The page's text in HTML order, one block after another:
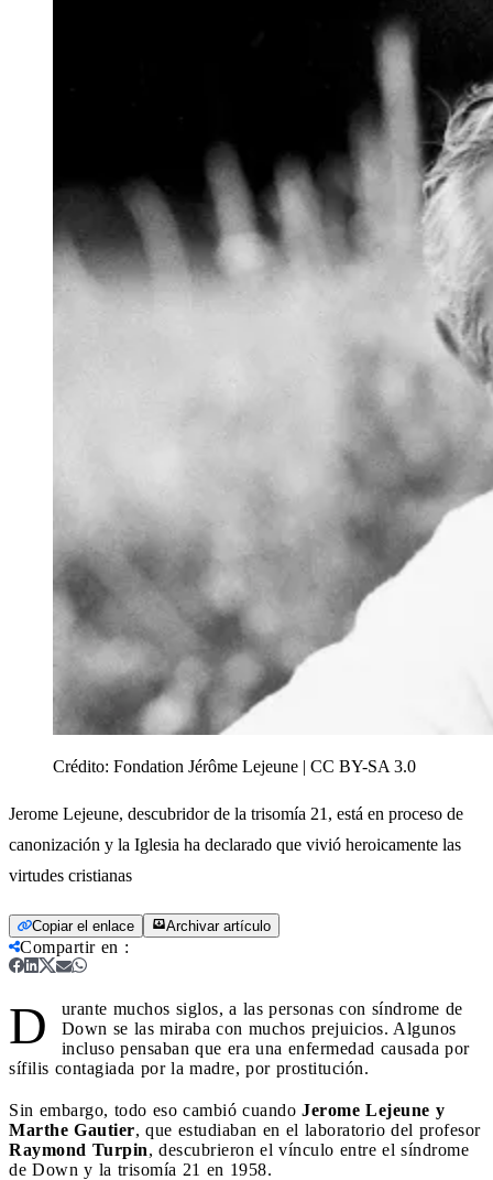
Crédito: Fondation Jérôme Lejeune | CC BY-SA 3.0
Jerome Lejeune, descubridor de la trisomía 21, está en proceso de
canonización y la Iglesia ha declarado que vivió heroicamente las
virtudes cristianas
Copiar el enlace Archivar artículo
Compartir en :
D
urante muchos siglos, a las personas con síndrome de
Down se las miraba con muchos prejuicios. Algunos
incluso pensaban que era una enfermedad causada por
sífilis contagiada por la madre, por prostitución.
Sin embargo, todo eso cambió cuando Jerome Lejeune y
Marthe Gautier, que estudiaban en el laboratorio del profesor
Raymond Turpin, descubrieron el vínculo entre el síndrome
de Down y la trisomía 21 en 1958.